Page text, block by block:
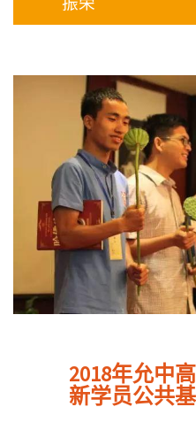
也就是自觉觉人
通大学 冯美玲
每个生命都有自
们要做的就是用
功，回到最初的
大学 韩琳
我听到“种子”这
非常希望自己能
明星，去传播美
的光。——陕西师
安于当下，清净
西科技大学 邓冬
2018年允中
新学员公共